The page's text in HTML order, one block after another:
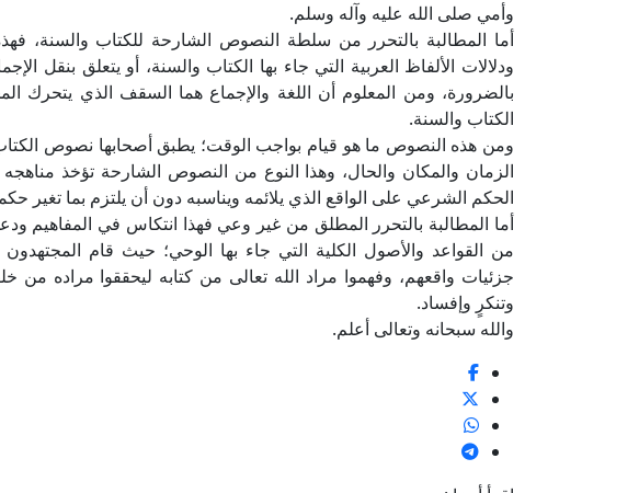
وأمي صلى الله عليه وآله وسلم.
أما المطالبة بالتحرر من سلطة النصوص الشارحة للكتاب والسنة،
ودلالات الألفاظ العربية التي جاء بها الكتاب والسنة، أو يتعلق بنقل
بالضرورة، ومن المعلوم أن اللغة والإجماع هما السقف الذي
الكتاب والسنة.
ومن هذه النصوص ما هو قيام بواجب الوقت؛ يطبق أصحابها نصوص الكتاب
الزمان والمكان والحال، وهذا النوع من النصوص الشارحة تؤخذ
الحكم الشرعي على الواقع الذي يلائمه ويناسبه دون أن يلتزم بما تغير
أما المطالبة بالتحرر المطلق من غير وعي فهذا انتكاس في المفاهيم
من القواعد والأصول الكلية التي جاء بها الوحي؛ حيث قام
جزئيات واقعهم، وفهموا مراد الله تعالى من كتابه ليحققوا مراده من
وتنكرٍ وإفساد.
والله سبحانه وتعالى أعلم.